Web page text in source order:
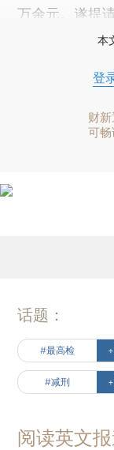
万余元。遂提
本
登
财
可畅
话题：
#最高检
#减刑
阅读英文